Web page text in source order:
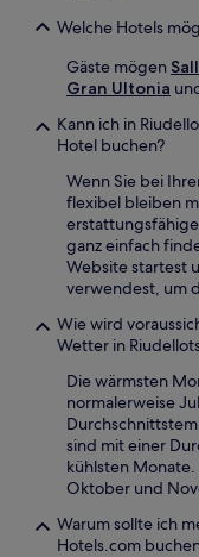
Welche Hotels
Gäste mögen
Gran Ultonia
Kann ich in
Hotel buchen?
Wenn Sie bei
flexibel bleiben
ganz einfach
Website startest
verwendest, um
Wie wird
Wetter in
Die wärmsten
normalerweise
sind mit einer
kühlsten
Oktober und
Warum sollte ich
Hotels.com